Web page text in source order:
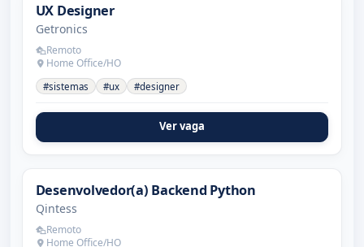
UX Designer
Getronics
Remoto
Home Office/HO
#sistemas #ux #designer
Ver vaga
Desenvolvedor(a) Backend Python
Qintess
Remoto
Home Office/HO